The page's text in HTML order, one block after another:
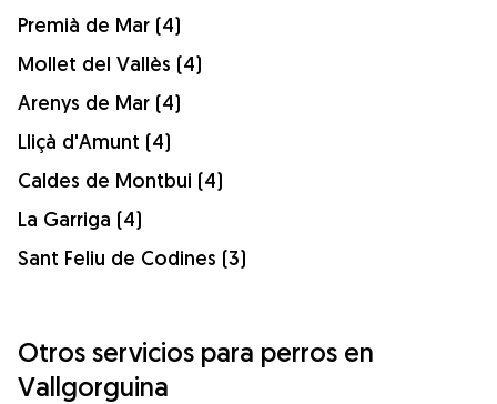
Premià de Mar (4)
Mollet del Vallès (4)
Arenys de Mar (4)
Lliçà d'Amunt (4)
Caldes de Montbui (4)
La Garriga (4)
Sant Feliu de Codines (3)
Otros servicios para perros en
Vallgorguina